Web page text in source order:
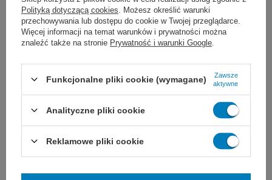
nieprzywierający, nasączony
chlorheksydyną. Utrzymuje
wilgotność rany co przyspiesza jej
gojenie, zapobiega wysuszeniu i
maceracji skóry.
10 x 10 (10 szt.)
5 x 5 (50 szt.)
15 x 20 (10 szt.)
Dostępny
67,50 zł
Stosowany do ran z obfitym
wysiękiem. Wysoki poziom
retencji płynów i bakterii.
10 x 10 cm
15 x 15 cm
20 x 20 cm
Dostępny
WYBIERZ WARIANT
12,00 zł
Polityką dotyczącą cookies . Możesz określić warunki
przechowywania lub dostępu do cookie w Twojej przeglądarce.
Więcej informacji na temat warunków i prywatności można
znaleźć także na stronie Prywatność i warunki Google
Funkcjonalne pliki cookie (wymagane)
Zawsze
aktywne
Analityczne pliki cookie
Reklamowe pliki cookie